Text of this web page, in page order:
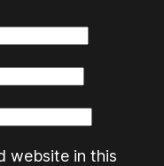
website in this